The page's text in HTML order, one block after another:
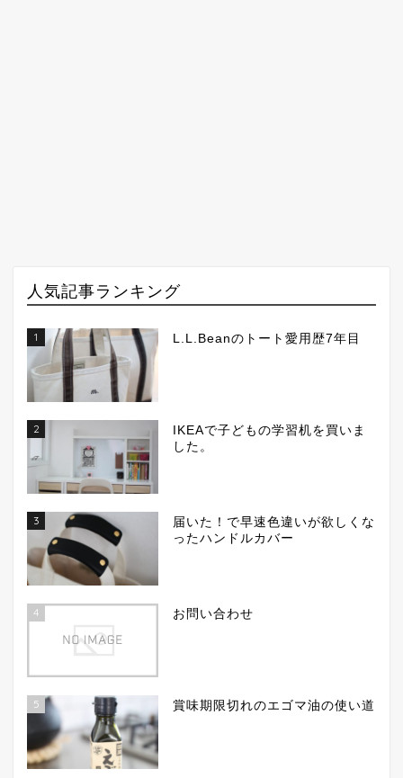
人気記事ランキング
1 L.L.Beanのトート愛用歴7年目
2
IKEAで子どもの学習机を買いま
した。
3
届いた！で早速色違いが欲しくな
ったハンドルカバー
4 お問い合わせ
5 賞味期限切れのエゴマ油の使い道